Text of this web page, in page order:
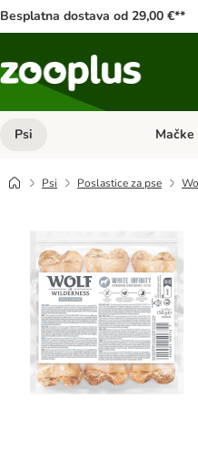
Besplatna dostava od 29,00 €**
Psi Pregled
Mačke
Psi Poslastice za pse